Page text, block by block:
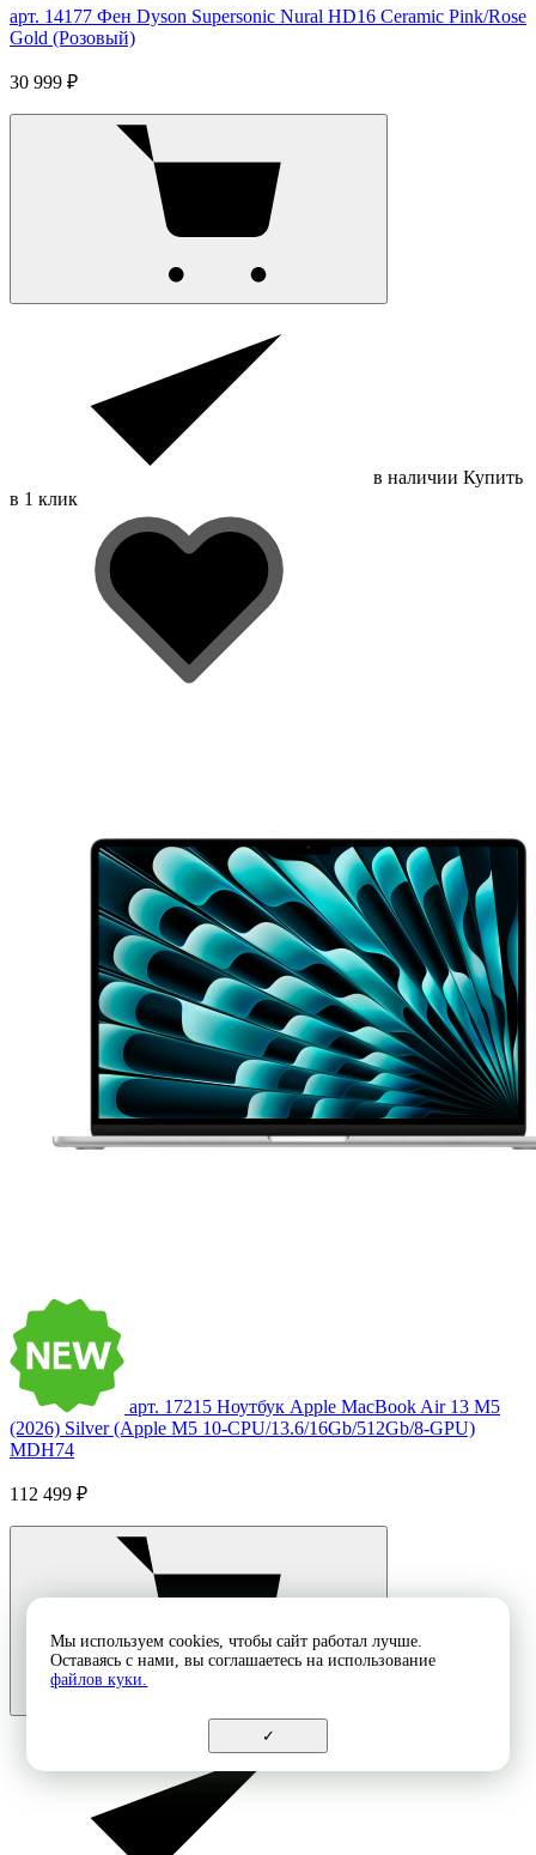
арт. 14177 Фен Dyson Supersonic Nural HD16 Ceramic Pink/Rose
Gold (Розовый)
30 999 ₽
в наличии Купить
в 1 клик
арт. 17215 Ноутбук Apple MacBook Air 13 M5
(2026) Silver (Apple M5 10-CPU/13.6/16Gb/512Gb/8-GPU)
MDH74
112 499 ₽
Мы используем cookies, чтобы сайт работал лучше.
Оставаясь с нами, вы соглашаетесь на использование
файлов куки.
✓